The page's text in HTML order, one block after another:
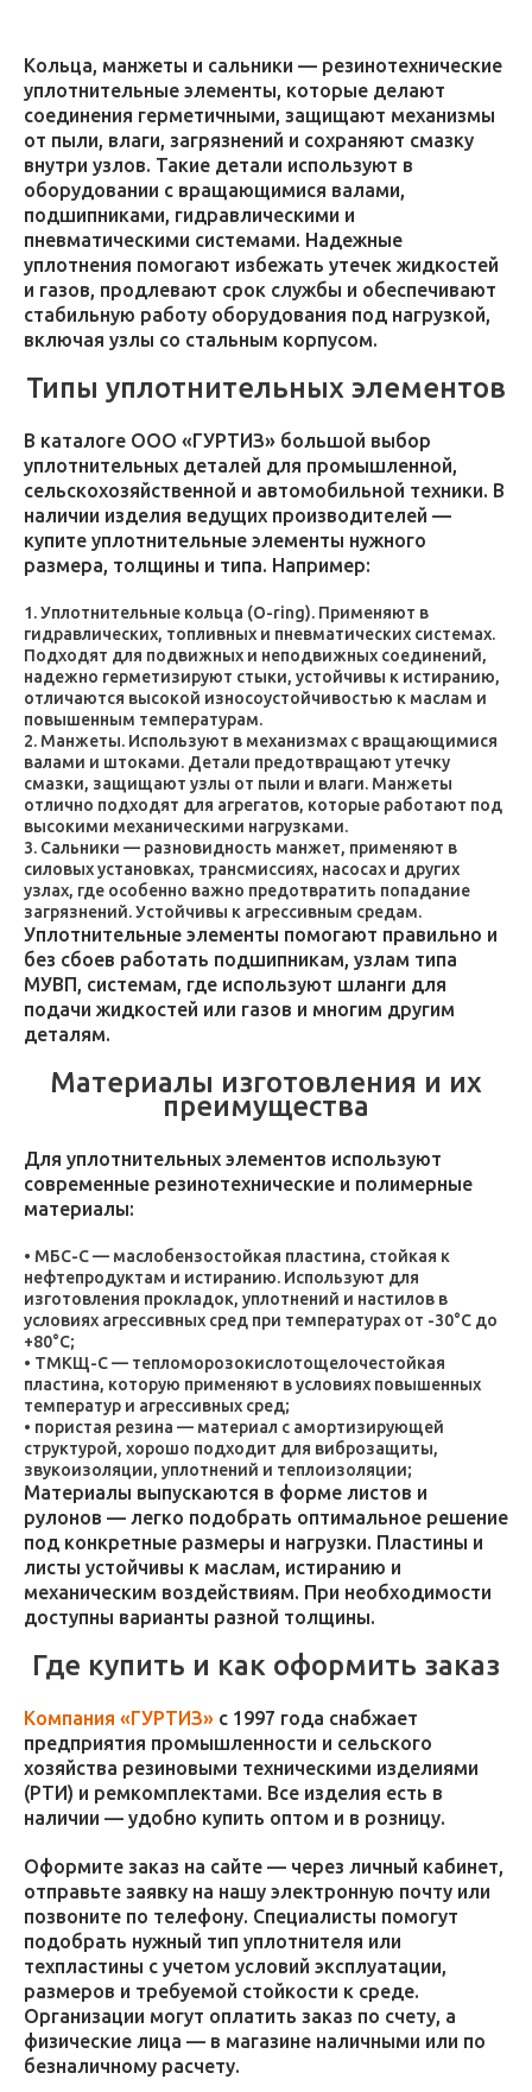
Кольца, манжеты и сальники — резинотехнические
уплотнительные элементы, которые делают
соединения герметичными, защищают механизмы
от пыли, влаги, загрязнений и сохраняют смазку
внутри узлов. Такие детали используют в
оборудовании с вращающимися валами,
подшипниками, гидравлическими и
пневматическими системами. Надежные
уплотнения помогают избежать утечек жидкостей
и газов, продлевают срок службы и обеспечивают
стабильную работу оборудования под нагрузкой,
включая узлы со стальным корпусом.
Типы уплотнительных элементов
В каталоге ООО «ГУРТИЗ» большой выбор
уплотнительных деталей для промышленной,
сельскохозяйственной и автомобильной техники. В
наличии изделия ведущих производителей —
купите уплотнительные элементы нужного
размера, толщины и типа. Например:
Уплотнительные кольца (O-ring). Применяют в
гидравлических, топливных и пневматических системах.
Подходят для подвижных и неподвижных соединений,
надежно герметизируют стыки, устойчивы к истиранию,
отличаются высокой износоустойчивостью к маслам и
повышенным температурам.
Манжеты. Используют в механизмах с вращающимися
валами и штоками. Детали предотвращают утечку
смазки, защищают узлы от пыли и влаги. Манжеты
отлично подходят для агрегатов, которые работают под
высокими механическими нагрузками.
Сальники — разновидность манжет, применяют в
силовых установках, трансмиссиях, насосах и других
узлах, где особенно важно предотвратить попадание
загрязнений. Устойчивы к агрессивным средам.
Уплотнительные элементы помогают правильно и
без сбоев работать подшипникам, узлам типа
МУВП, системам, где используют шланги для
подачи жидкостей или газов и многим другим
деталям.
Материалы изготовления и их
преимущества
Для уплотнительных элементов используют
современные резинотехнические и полимерные
материалы:
МБС-С — маслобензостойкая пластина, стойкая к
нефтепродуктам и истиранию. Используют для
изготовления прокладок, уплотнений и настилов в
условиях агрессивных сред при температурах от -30°C до
+80°C;
ТМКЩ-С — тепломорозокислотощелочестойкая
пластина, которую применяют в условиях повышенных
температур и агрессивных сред;
пористая резина — материал с амортизирующей
структурой, хорошо подходит для виброзащиты,
звукоизоляции, уплотнений и теплоизоляции;
Материалы выпускаются в форме листов и
рулонов — легко подобрать оптимальное решение
под конкретные размеры и нагрузки. Пластины и
листы устойчивы к маслам, истиранию и
механическим воздействиям. При необходимости
доступны варианты разной толщины.
Где купить и как оформить заказ
Компания «ГУРТИЗ» с 1997 года снабжает
предприятия промышленности и сельского
хозяйства резиновыми техническими изделиями
(РТИ) и ремкомплектами. Все изделия есть в
наличии — удобно купить оптом и в розницу.
Оформите заказ на сайте — через личный кабинет,
отправьте заявку на нашу электронную почту или
позвоните по телефону. Специалисты помогут
подобрать нужный тип уплотнителя или
техпластины с учетом условий эксплуатации,
размеров и требуемой стойкости к среде.
Организации могут оплатить заказ по счету, а
физические лица — в магазине наличными или по
безналичному расчету.